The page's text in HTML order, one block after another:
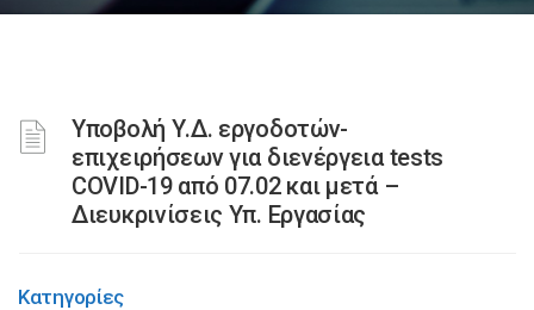
Υποβολή Υ.Δ. εργοδοτών-
επιχειρήσεων για διενέργεια tests
COVID-19 από 07.02 και μετά –
Διευκρινίσεις Υπ. Εργασίας
Κατηγορίες